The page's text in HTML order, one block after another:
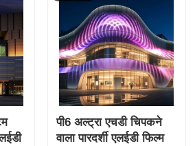
पी6 अल्ट्रा एचडी चिपकने
वाला पारदर्शी एलईडी फिल्म